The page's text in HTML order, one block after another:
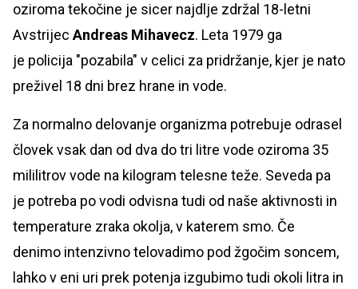
oziroma tekočine je sicer najdlje zdržal 18-letni
Avstrijec Andreas Mihavecz. Leta 1979 ga
je policija "pozabila" v celici za pridržanje, kjer je nato
preživel 18 dni brez hrane in vode.
Za normalno delovanje organizma potrebuje odrasel
človek vsak dan od dva do tri litre vode oziroma 35
mililitrov vode na kilogram telesne teže. Seveda pa
je potreba po vodi odvisna tudi od naše aktivnosti in
temperature zraka okolja, v katerem smo. Če
denimo intenzivno telovadimo pod žgočim soncem,
lahko v eni uri prek potenja izgubimo tudi okoli litra in